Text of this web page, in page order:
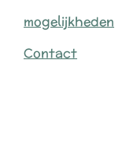
mogelijkheden
Contact